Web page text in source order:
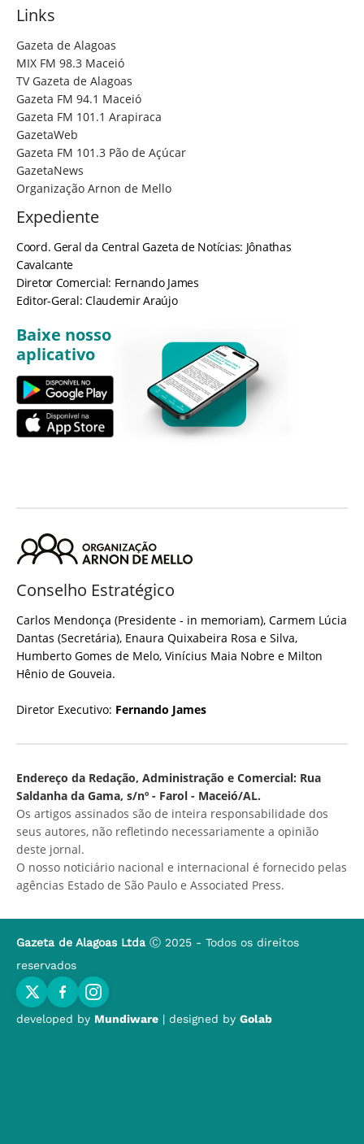
Links
Gazeta de Alagoas
MIX FM 98.3 Maceió
TV Gazeta de Alagoas
Gazeta FM 94.1 Maceió
Gazeta FM 101.1 Arapiraca
GazetaWeb
Gazeta FM 101.3 Pão de Açúcar
GazetaNews
Organização Arnon de Mello
Expediente
Coord. Geral da Central Gazeta de Notícias: Jônathas
Cavalcante
Diretor Comercial: Fernando James
Editor-Geral: Claudemir Araújo
Baixe nosso
aplicativo
Conselho Estratégico
Carlos Mendonça (Presidente - in memoriam), Carmem Lúcia
Dantas (Secretária), Enaura Quixabeira Rosa e Silva,
Humberto Gomes de Melo, Vinícius Maia Nobre e Milton
Hênio de Gouveia.
Diretor Executivo: Fernando James
Endereço da Redação, Administração e Comercial: Rua
Saldanha da Gama, s/nº - Farol - Maceió/AL.
Os artigos assinados são de inteira responsabilidade dos
seus autores, não refletindo necessariamente a opinião
deste jornal.
O nosso noticiário nacional e internacional é fornecido pelas
agências Estado de São Paulo e Associated Press.
Gazeta de Alagoas Ltda Ⓒ 2025 - Todos os direitos
reservados
developed by Mundiware | designed by Golab